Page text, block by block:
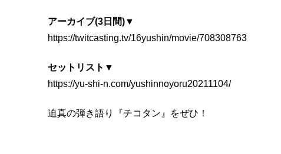
アーカイブ(3日間)▼
https://twitcasting.tv/16yushin/movie/708308763
セットリスト▼
https://yu-shi-n.com/yushinnoyoru20211104/
迫真の弾き語り『チコタン』をぜひ！